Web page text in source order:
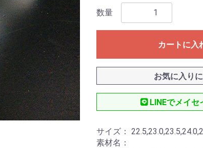
数量
カートに入
お気に入り
LINEでメイセ
サイズ：
素材名：